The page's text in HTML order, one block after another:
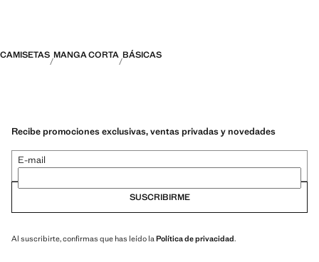
CAMISETAS MANGA CORTA BÁSICAS
Recibe promociones exclusivas, ventas privadas y novedades
E-mail
SUSCRIBIRME
Al suscribirte, confirmas que has leído laPolítica de privacidad.